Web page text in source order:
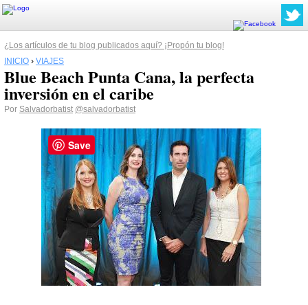
¿Los artículos de tu blog publicados aquí? ¡Propón tu blog!
INICIO › VIAJES
Blue Beach Punta Cana, la perfecta
inversión en el caribe
Por Salvadorbatist @salvadorbatist
Save